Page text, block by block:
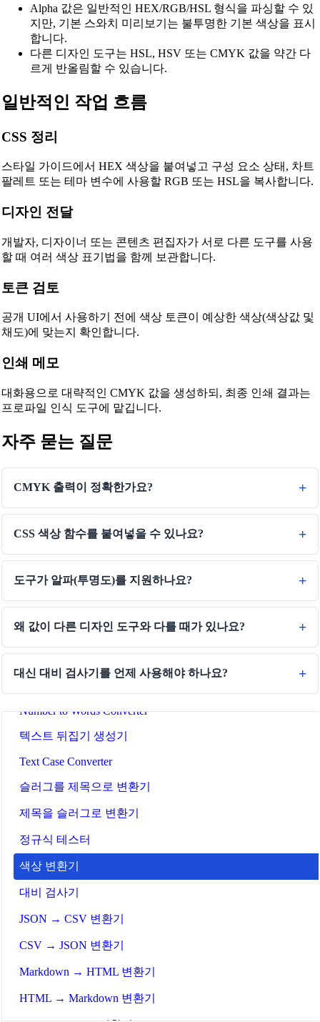
🔗Related Tools
🔧 TOOLS
Length Converter
온도 변환기
부피 변환기
면적 변환기
연비 변환기
전력 변환기
압력 변환기
속도 변환기
시간 변환기
Number to Words Converter
텍스트 뒤집기 생성기
Text Case Converter
슬러그를 제목으로 변환기
제목을 슬러그로 변환기
정규식 테스터
색상 변환기
대비 검사기
JSON → CSV 변환기
CSV → JSON 변환기
Markdown → HTML 변환기
HTML → Markdown 변환기
Alpha 값은 일반적인 HEX/RGB/HSL 형식을 파싱할 수 있
지만, 기본 스와치 미리보기는 불투명한 기본 색상을 표시
합니다.
다른 디자인 도구는 HSL, HSV 또는 CMYK 값을 약간 다
르게 반올림할 수 있습니다.
일반적인 작업 흐름
CSS 정리
스타일 가이드에서 HEX 색상을 붙여넣고 구성 요소 상태, 차트
팔레트 또는 테마 변수에 사용할 RGB 또는 HSL을 복사합니다.
디자인 전달
개발자, 디자이너 또는 콘텐츠 편집자가 서로 다른 도구를 사용
할 때 여러 색상 표기법을 함께 보관합니다.
토큰 검토
공개 UI에서 사용하기 전에 색상 토큰이 예상한 색상(색상값 및
채도)에 맞는지 확인합니다.
인쇄 메모
대화용으로 대략적인 CMYK 값을 생성하되, 최종 인쇄 결과는
프로파일 인식 도구에 맡깁니다.
자주 묻는 질문
CMYK 출력이 정확한가요?
CSS 색상 함수를 붙여넣을 수 있나요?
도구가 알파(투명도)를 지원하나요?
왜 값이 다른 디자인 도구와 다를 때가 있나요?
대신 대비 검사기를 언제 사용해야 하나요?